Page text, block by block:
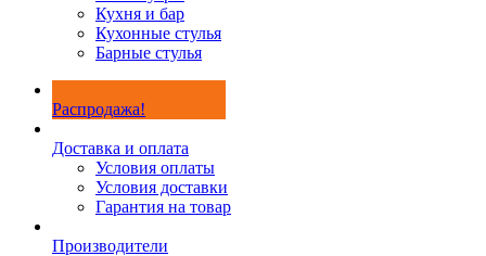
Кухня и бар
Кухонные стулья
Барные стулья
Распродажа!
Доставка и оплата
Условия оплаты
Условия доставки
Гарантия на товар
Производители